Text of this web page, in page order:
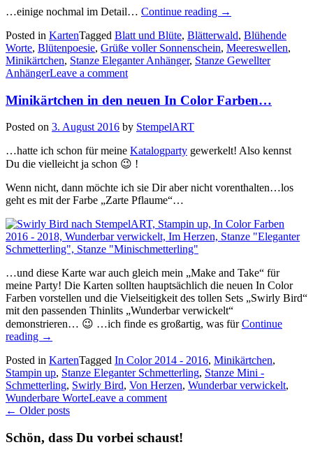
…einige nochmal im Detail… Continue reading „Blütenpoesie
Minikärtchen…“
→
Posted in KartenTagged Blatt und Blüte, Blätterwald, Blühende
Worte, Blütenpoesie, Grüße voller Sonnenschein, Meereswellen,
Minikärtchen, Stanze Eleganter Anhänger, Stanze Gewellter
AnhängerLeave a comment
Minikärtchen in den neuen In Color Farben…
Posted on 3. August 2016 by StempelART
…hatte ich schon für meine Katalogparty gewerkelt! Also kennst
Du die vielleicht ja schon 😉 !
Wenn nicht, dann möchte ich sie Dir aber nicht vorenthalten…los
geht es mit der Farbe „Zarte Pflaume“…
…und diese Karte war auch gleich mein „Make and Take“ für
meine Party! Die Karten sollten hauptsächlich die neuen In Color
Farben vorstellen und die Vielseitigkeit des tollen Sets „Swirly Bird“
mit den passenden Thinlits „Wunderbar verwickelt“
demonstrieren… 😉 …ich finde es großartig, was fürContinue
reading „Minikärtchen
den
neuen
In
Color
Farben…“
→
Posted in KartenTagged In Color 2014 - 2016, Minikärtchen,
Stampin up, Stanze Eleganter Schmetterling, Stanze Mini -
Schmetterling, Swirly Bird, Von Herzen, Wunderbar verwickelt,
Wunderbare WorteLeave a comment
Posts
← Older posts
Schön, dass Du vorbei schaust!